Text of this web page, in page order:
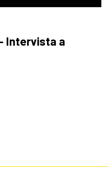
Intervista a